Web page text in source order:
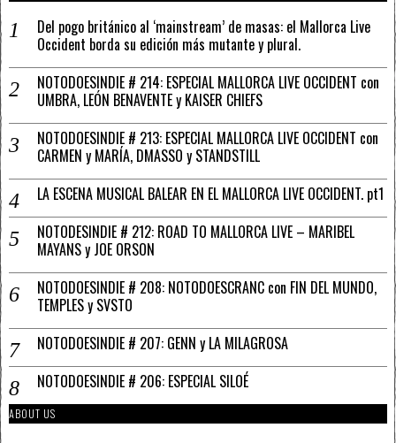
Del pogo británico al ‘mainstream’ de masas: el Mallorca Live
Occident borda su edición más mutante y plural.
NOTODOESINDIE # 214: ESPECIAL MALLORCA LIVE OCCIDENT con
UMBRA, LEÓN BENAVENTE y KAISER CHIEFS
NOTODOESINDIE # 213: ESPECIAL MALLORCA LIVE OCCIDENT con
CARMEN y MARÍA, DMASSO y STANDSTILL
LA ESCENA MUSICAL BALEAR EN EL MALLORCA LIVE OCCIDENT. pt1
NOTODESINDIE # 212: ROAD TO MALLORCA LIVE – MARIBEL
MAYANS y JOE ORSON
NOTODOESINDIE # 208: NOTODOESCRANC con FIN DEL MUNDO,
TEMPLES y SVSTO
NOTODOESINDIE # 207: GENN y LA MILAGROSA
NOTODOESINDIE # 206: ESPECIAL SILOÉ
ABOUT US